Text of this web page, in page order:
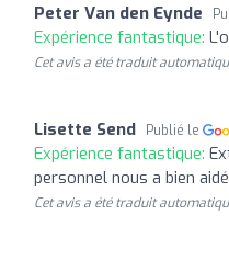
Peter Van den Eynde
Expérience fantastique:
Cet avis a été traduit
Lisette Send Publié le
Expérience fantastique:
personnel nous a bien
Cet avis a été traduit